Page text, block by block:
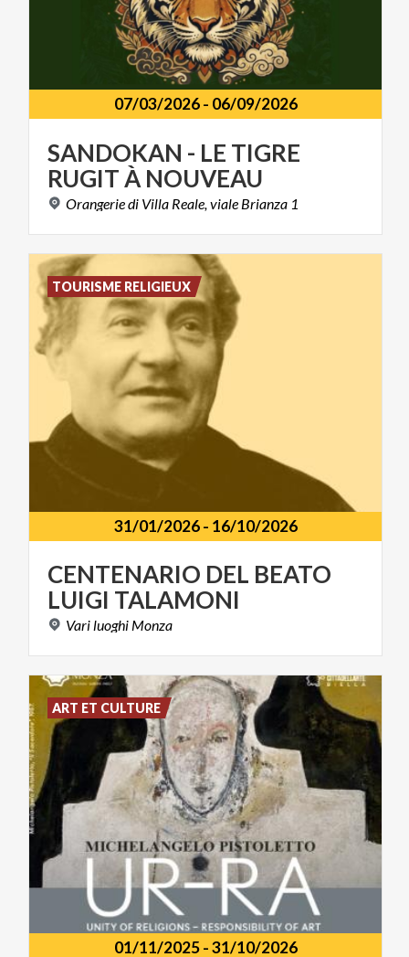
07/03/2026- 06/09/2026
SANDOKAN - LE TIGRE
RUGITÀ NOUVEAU
Orangeriedi Villa Reale, viale Brianza 1
31/01/2026- 16/10/2026
CENTENARIO DEL BEATO
LUIGI TALAMONI
Variluoghi Monza
TOURISME RELIGIEUX
01/11/2025-31/10/2026
ART ET CULTURE